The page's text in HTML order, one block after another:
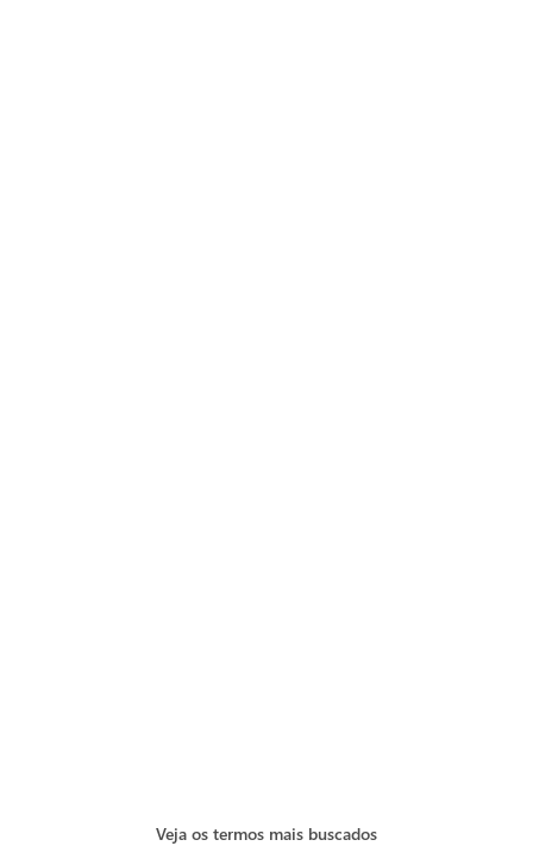
Veja os termos mais buscados